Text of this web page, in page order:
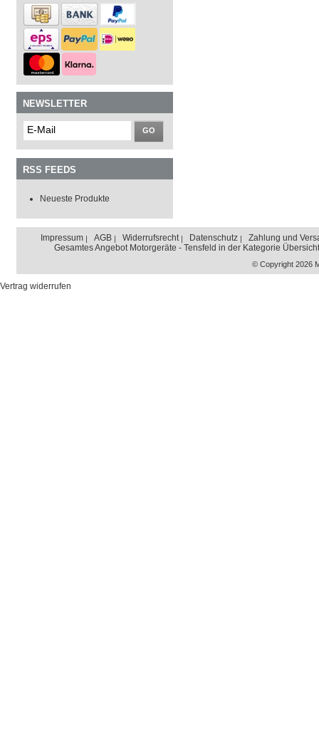
NEWSLETTER
GO
RSS FEEDS
Neueste Produkte
Impressum AGB Widerrufsrecht Datenschutz
Zahlung und
Gesamtes Angebot Motorgeräte - Tensfeld in der Kategorie Übersicht
© Copyright 2026
Vertrag widerrufen